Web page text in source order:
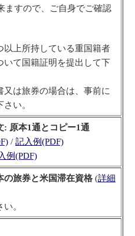
ますので、ご自身でご確認
上所持している重国籍者
いて国籍証明を提出して下
は旅券の場合は、事前に
い。
: 原本1通とコピー1通
/ 記入例(PDF)
例(PDF)
の旅券と米国滞在資格 (詳細
。